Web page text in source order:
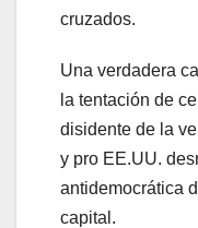
cruzados.
Una verdadera
la tentación de
disidente de la
y pro EE.UU.
antidemocrática
capital.